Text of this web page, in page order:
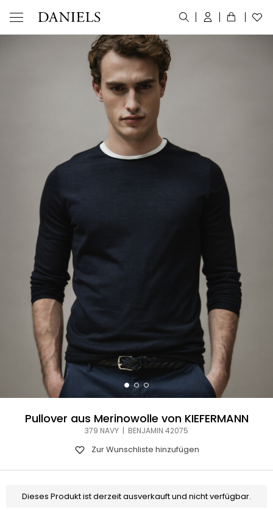
Pullover aus Merinowolle von KIEFERMANN
379 NAVY | BENJAMIN 42075
Zur Wunschliste hinzufügen
Dieses Produkt ist derzeit ausverkauft und nicht verfügbar.